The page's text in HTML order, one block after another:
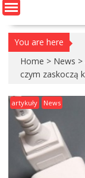
You are here
Home > News >
czym zaskoczą
artykuły News